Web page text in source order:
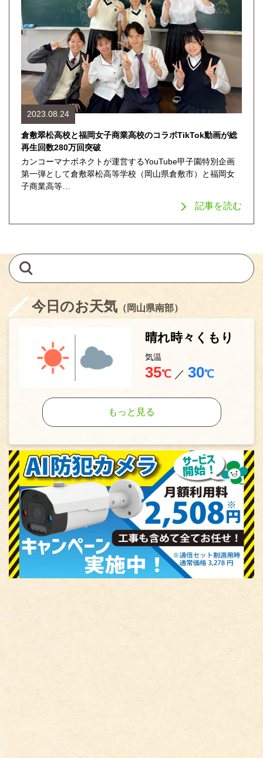
2023.08.24
倉敷翠松高校と福岡女子商業高校のコラボTikTok動画が総
再生回数280万回突破
カンコーマナボネクトが運営するYouTube甲子園特別企画
第一弾として倉敷翠松高等学校（岡山県倉敷市）と福岡女
子商業高等…
記事を読む
今日のお天気 （岡山県南部）
晴れ時々くもり
気温
35℃ ／ 30℃
もっと見る